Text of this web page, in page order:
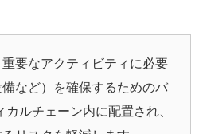
要なアクティビティに必要
など）を確保するためのバ
カルチェーン内に配置され、